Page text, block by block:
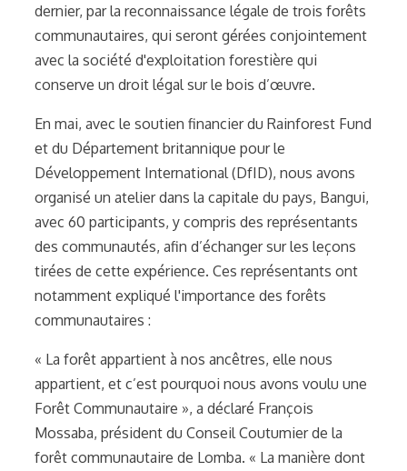
dernier, par la reconnaissance légale de trois forêts
communautaires, qui seront gérées conjointement
avec la société d'exploitation forestière qui
conserve un droit légal sur le bois d’œuvre.
En mai, avec le soutien financier du Rainforest Fund
et du Département britannique pour le
Développement International (DfID), nous avons
organisé un atelier dans la capitale du pays, Bangui,
avec 60 participants, y compris des représentants
des communautés, afin d’échanger sur les leçons
tirées de cette expérience. Ces représentants ont
notamment expliqué l'importance des forêts
communautaires :
« La forêt appartient à nos ancêtres, elle nous
appartient, et c’est pourquoi nous avons voulu une
Forêt Communautaire », a déclaré François
Mossaba, président du Conseil Coutumier de la
forêt communautaire de Lomba. « La manière dont